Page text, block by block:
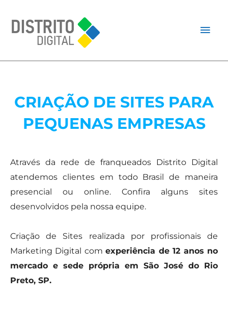
CRIAÇÃO DE SITES PARA
PEQUENAS EMPRESAS
Através da rede de franqueados Distrito Digital
atendemos clientes em todo Brasil de maneira
presencial ou online. Confira alguns sites
desenvolvidos pela nossa equipe.
Criação de Sites realizada por profissionais de
Marketing Digital comexperiência de 12 anos no
mercado e sede própria em São José do Rio
Preto, SP.